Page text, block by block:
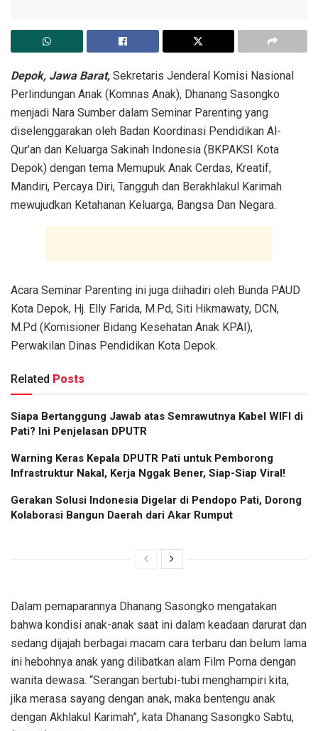
Depok, Jawa Barat, Sekretaris Jenderal Komisi Nasional
Perlindungan Anak (Komnas Anak), Dhanang Sasongko
menjadi Nara Sumber dalam Seminar Parenting yang
diselenggarakan oleh Badan Koordinasi Pendidikan Al-
Qur’an dan Keluarga Sakinah Indonesia (BKPAKSI Kota
Depok) dengan tema Memupuk Anak Cerdas, Kreatif,
Mandiri, Percaya Diri, Tangguh dan Berakhlakul Karimah
mewujudkan Ketahanan Keluarga, Bangsa Dan Negara.
Acara Seminar Parenting ini juga diihadiri oleh Bunda PAUD
Kota Depok, Hj. Elly Farida, M.Pd, Siti Hikmawaty, DCN,
M.Pd (Komisioner Bidang Kesehatan Anak KPAI),
Perwakilan Dinas Pendidikan Kota Depok.
Related Posts
Siapa Bertanggung Jawab atas Semrawutnya Kabel WIFI di
Pati? Ini Penjelasan DPUTR
Warning Keras Kepala DPUTR Pati untuk Pemborong
Infrastruktur Nakal, Kerja Nggak Bener, Siap-Siap Viral!
Gerakan Solusi Indonesia Digelar di Pendopo Pati, Dorong
Kolaborasi Bangun Daerah dari Akar Rumput
Dalam pemaparannya Dhanang Sasongko mengatakan
bahwa kondisi anak-anak saat ini dalam keadaan darurat dan
sedang dijajah berbagai macam cara terbaru dan belum lama
ini hebohnya anak yang dilibatkan alam Film Porna dengan
wanita dewasa. “Serangan bertubi-tubi menghampiri kita,
jika merasa sayang dengan anak, maka bentengu anak
dengan Akhlakul Karimah”, kata Dhanang Sasongko Sabtu,